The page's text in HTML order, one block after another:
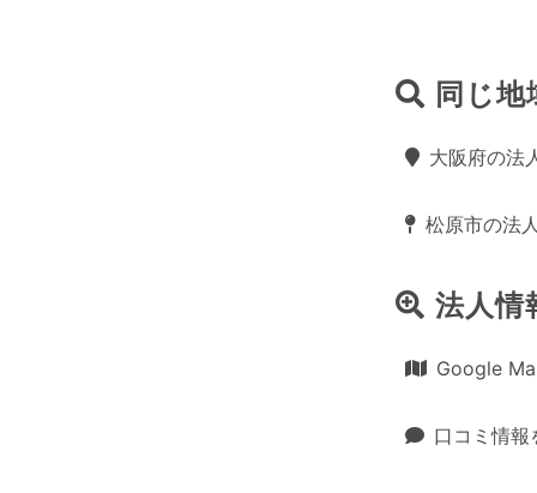
同じ
大阪府の法
松原市の法
法人情
Google
口コミ情報